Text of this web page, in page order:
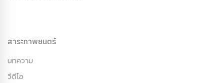
สาระภาพยนตร์
บทความ
วีดีโอ